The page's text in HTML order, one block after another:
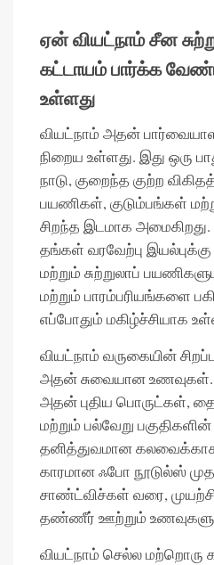
ஏன் வியட்நாம் சீன
கட்டாயம் பார்க்க
உள்ளது
வியட்நாம் அதன்
நிறைய உள்ளது. இது ஒரு
நாடு, குறைந்த குற்ற
பயணிகள், குடும்பங்கள்
சிறந்த இடமாக
தங்கள் வரவேற்பு
மற்றும் சுற்றுலாப்
மற்றும் பாரம்பரியங்களை
எப்போதும் மகிழ்ச்சியாக
வியட்நாம் வருகையின்
அதன் சுவையான உணவுகள்.
அதன் புதிய பொருட்கள்,
மற்றும் பல்வேறு
தனித்துவமான கலவைக்காக
காரமான ஃபோ நூடுல்ஸ்
சாண்ட்விச்கள் வரை,
தண்ணீர் ஊற்றும்
வியட்நாம் செல்ல மற்றொரு